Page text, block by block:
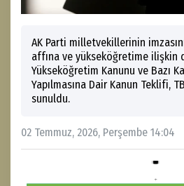
AK Parti milletvekillerinin
affına ve yükseköğretime ilişkin
Yükseköğretim Kanunu ve Bazı
Yapılmasına Dair Kanun Teklifi,
sunuldu.
02 Temmuz, 2026, Perşembe 14:04